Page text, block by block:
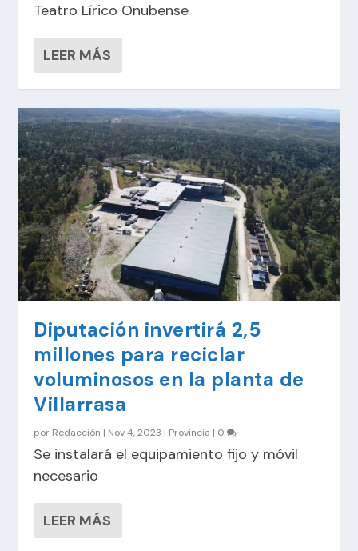
Teatro Lírico Onubense
LEER MÁS
Diputación invertirá 2,5
millones para reciclar
voluminosos en la planta de
Villarrasa
por Redacción | Nov 4, 2023 | Provincia | 0
Se instalará el equipamiento fijo y móvil
necesario
LEER MÁS